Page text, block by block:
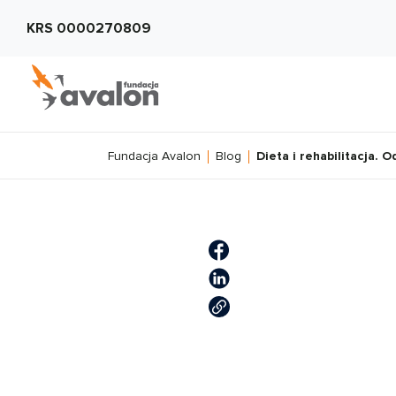
KRS 0000270809
Fundacja Avalon Blog Dieta i rehabilitacja.